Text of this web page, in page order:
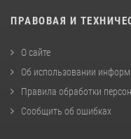
ПРАВОВАЯ И
О сайте
Об использовании
Правила обработки
Сообщить об ошибках